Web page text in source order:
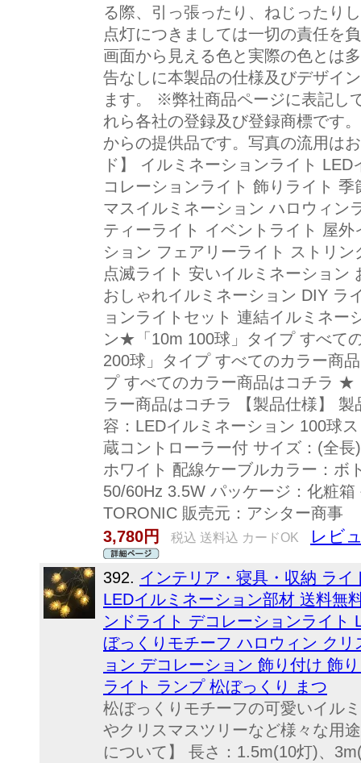
る際、引っ張ったり、ねじったり
点灯につきましては一切の責任を
画面から見える色と実際の色とは
告なしに本製品の仕様及びデザイ
ます。 ※弊社商品ページに表記し
れら各社の登録及び登録商標です
からの提供品です。写真の流用は
ド】 イルミネーションライト
コレーションライト 飾りライト
マスイルミネーション ハロウィン
ティーライト イベントライト 屋
ション フェアリーライト ストリ
点滅ライト 安いイルミネーション
おしゃれイルミネーション DIY ラ
ョンライトセット 連結イルミネー
ン★「10m 100球」タイプ すべて
200球」タイプ すべてのカラー商
プ すべてのカラー商品はコチラ ★
ラー商品はコチラ 【製品仕様】
容：LEDイルミネーション 100球
蔵コントローラー付 サイズ：(全
ホワイト 配線ケーブルカラー：ボ
50/60Hz 3.5W パッケージ：化粧
TORONIC 販売元：アシター商事
3,780円
税込 送料込 カードOK レビ
392. インテリア・寝具・収納 ラ
LEDイルミネーション部材 送料無
ンドライト デコレーションライト
ぼっくりモチーフ ハロウィン ク
ョン デコレーション 飾り付け 飾
ライト ランプ 松ぼっくり まつ
松ぼっくりモチーフの可愛いイル
やクリスマスツリーなど様々な用
について】 長さ：1.5m(10灯)、